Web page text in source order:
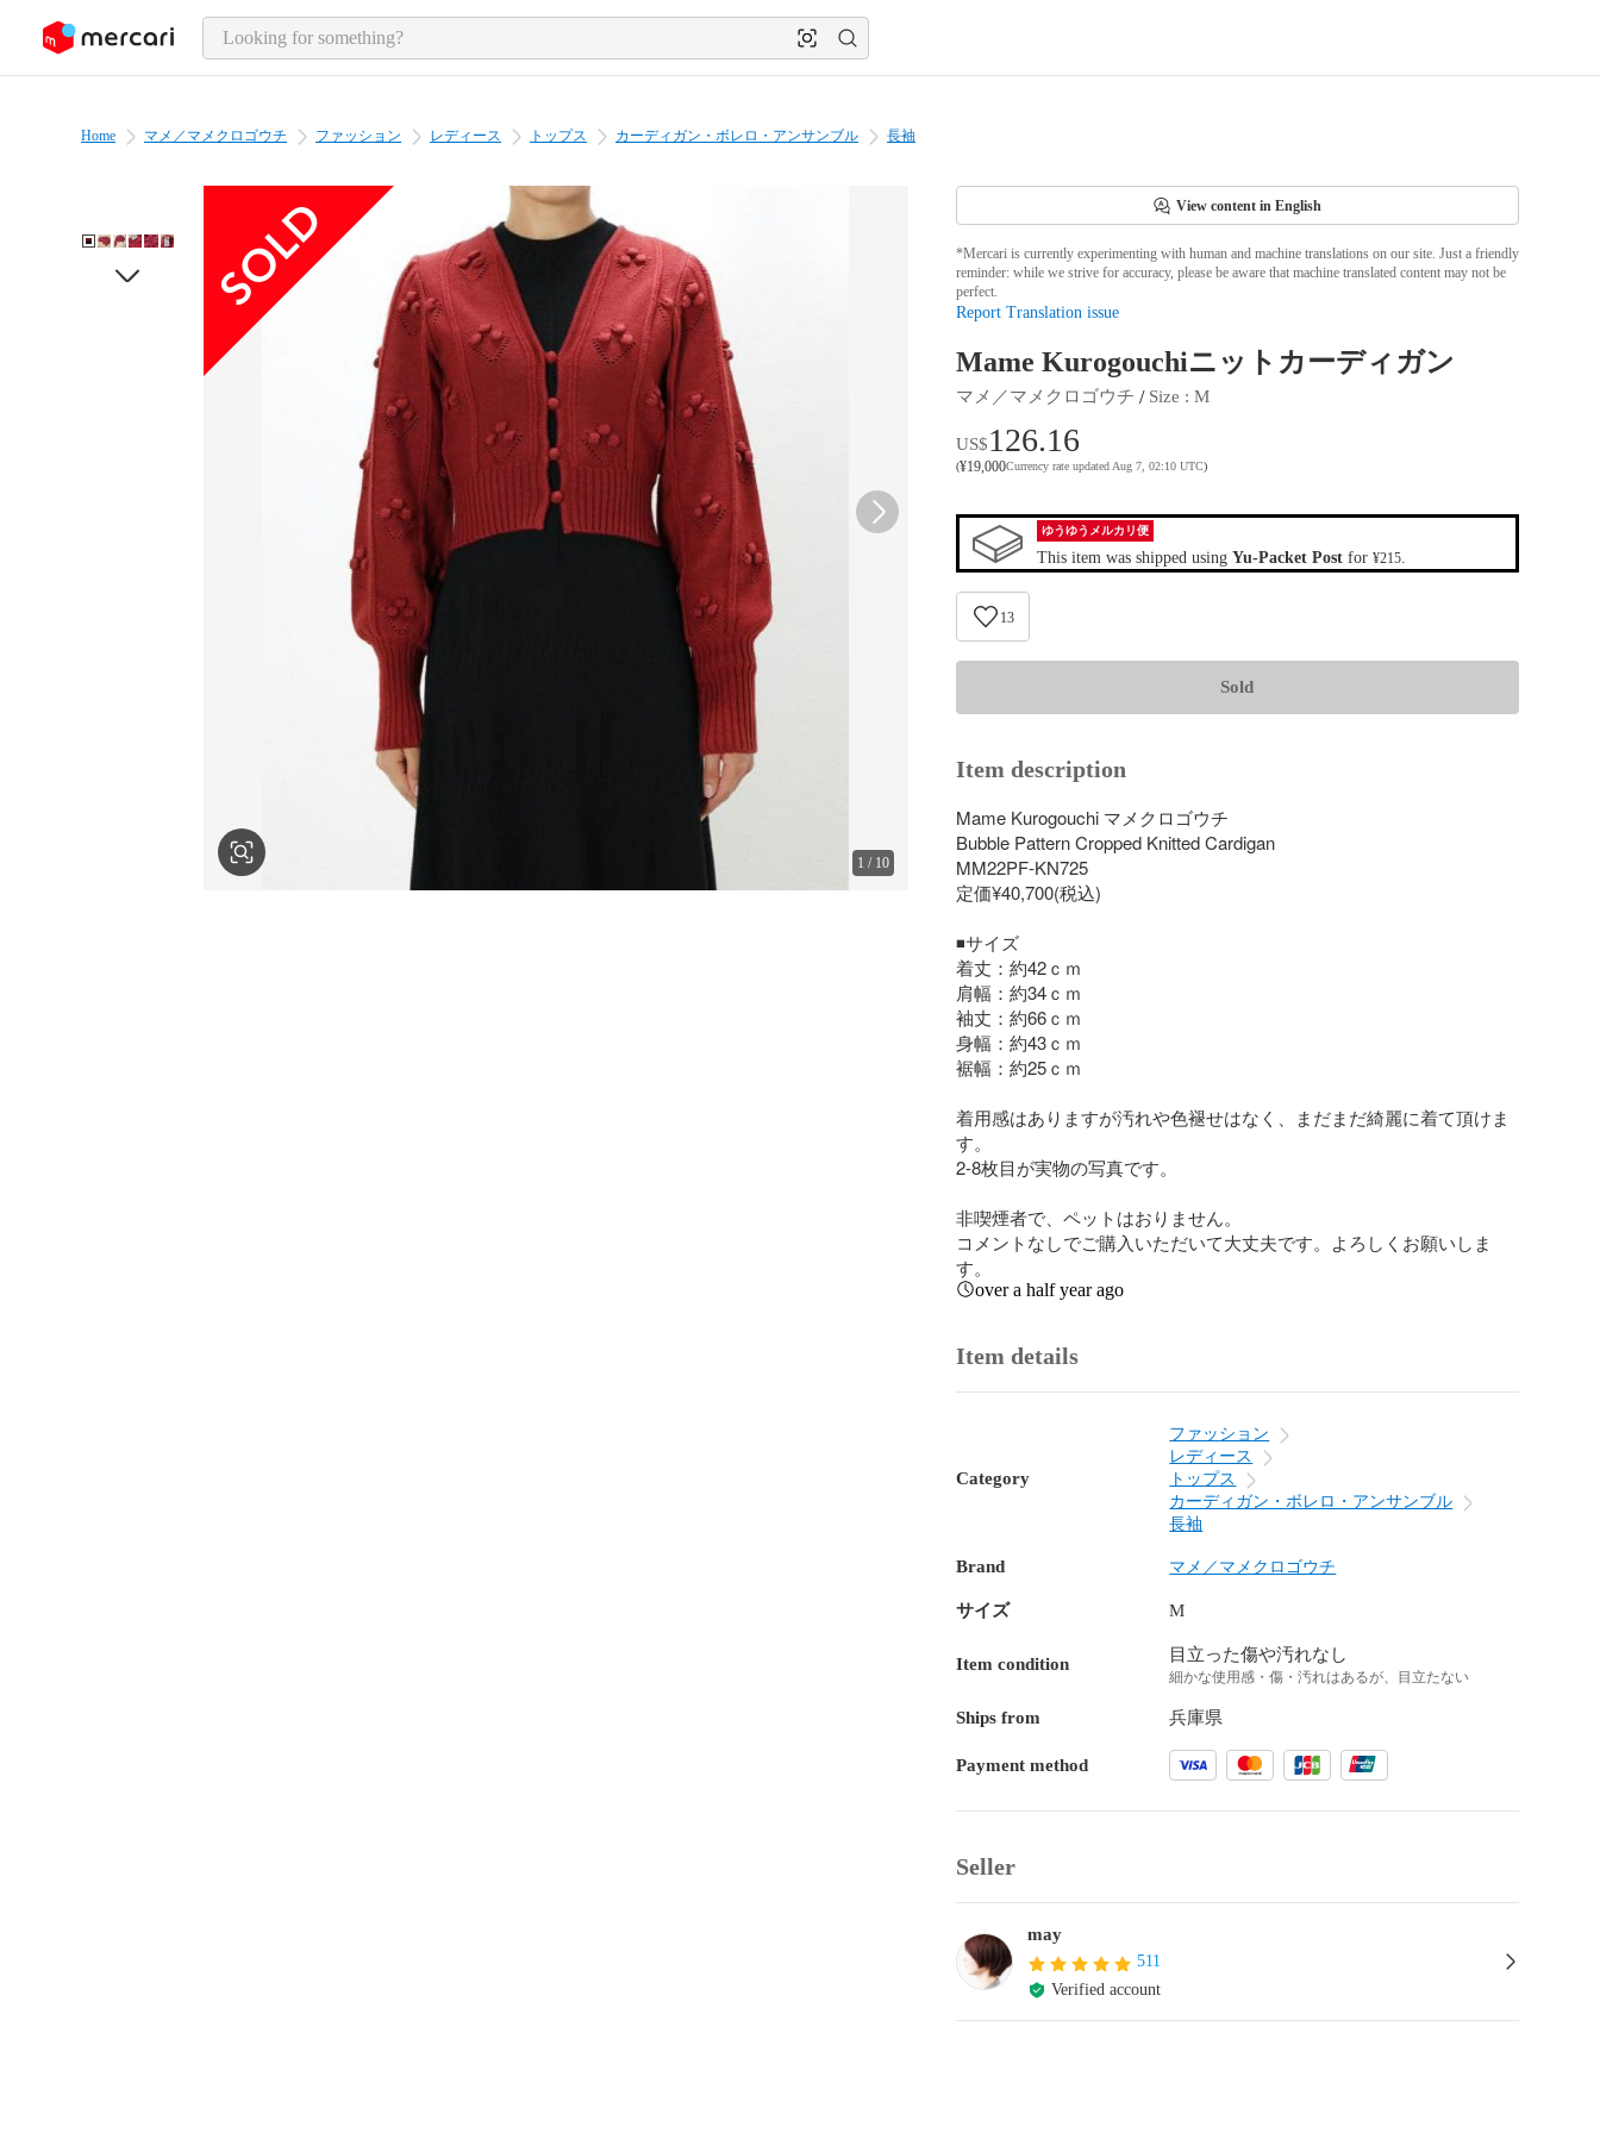
page content
Home マメ／マメクロゴウチ ファッション レディース トップス カーディガン・ボレロ・アンサンブル 長袖
1 / 10
View content in English
*Mercari is currently experimenting with human and machine translations on our site. Just a friendly
reminder: while we strive for accuracy, please be aware that machine translated content may not be
perfect.
Report Translation issue
Mame Kurogouchiニットカーディガン
マメ／マメクロゴウチ / Size : M
US$126.16
(¥19,000Currency rate updated Aug 7, 02:10 UTC)
ゆうゆうメルカリ便
This item was shipped using Yu-Packet Postfor ¥215.
13
Sold
Item description
Mame Kurogouchi マメクロゴウチ
Bubble Pattern Cropped Knitted Cardigan
MM22PF-KN725
定価¥40,700(税込)
◾️サイズ
着丈：約42ｃｍ
肩幅：約34ｃｍ
袖丈：約66ｃｍ
身幅：約43ｃｍ
裾幅：約25ｃｍ
着用感はありますが汚れや色褪せはなく、まだまだ綺麗に着て頂けま
す。
2-8枚目が実物の写真です。
非喫煙者で、ペットはおりません。
コメントなしでご購入いただいて大丈夫です。よろしくお願いしま
す。
over a half year ago
Item details
Category
ファッション
レディース
トップス
カーディガン・ボレロ・アンサンブル
長袖
Brand マメ／マメクロゴウチ
サイズ M
Item condition 目立った傷や汚れなし
細かな使用感・傷・汚れはあるが、目立たない
Ships from 兵庫県
Payment method
Seller
may
511
Verified account